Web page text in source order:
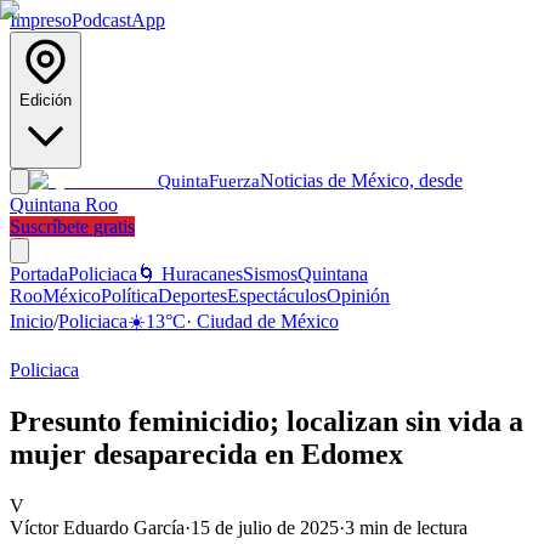
ImpresoPodcastApp
Edición
QuintaFuerzaNoticias de México, desde
Quintana Roo
Suscríbete gratis
PortadaPoliciaca 🌀 HuracanesSismosQuintana
RooMéxicoPolíticaDeportesEspectáculosOpinión
Inicio/Policiaca☀️13°C· Ciudad de México
Policiaca
Presunto feminicidio; localizan sin vida a
mujer desaparecida en Edomex
V
Víctor Eduardo García·15 de julio de 2025·3 min de lectura